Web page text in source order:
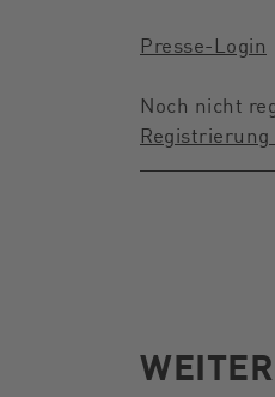
Presse-Login
Noch nicht
Registrierung